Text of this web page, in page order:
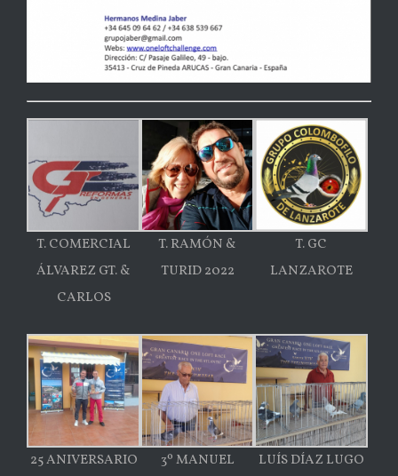
T. COMERCIAL
ÁLVAREZ GT. &
CARLOS
T. RAMÓN &
TURID 2022
T. GC
LANZAROTE
25 ANIVERSARIO
3º MANUEL
LUÍS DÍAZ LUGO